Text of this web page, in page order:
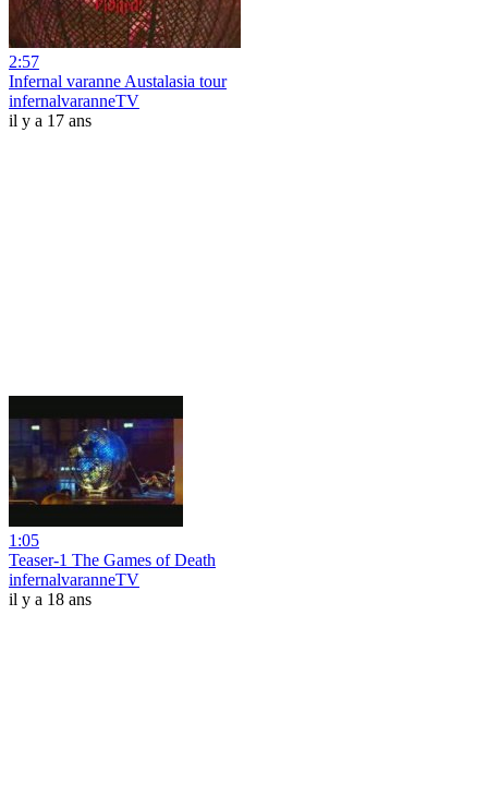
2:57
Infernal varanne Austalasia tour
infernalvaranneTV
il y a 17 ans
1:05
Teaser-1 The Games of Death
infernalvaranneTV
il y a 18 ans